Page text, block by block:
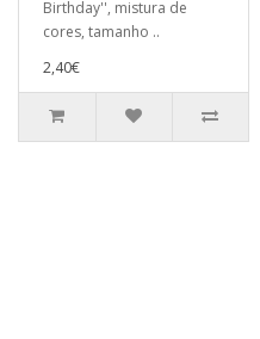
Birthday'', mistura de
cores, tamanho ..
2,40€